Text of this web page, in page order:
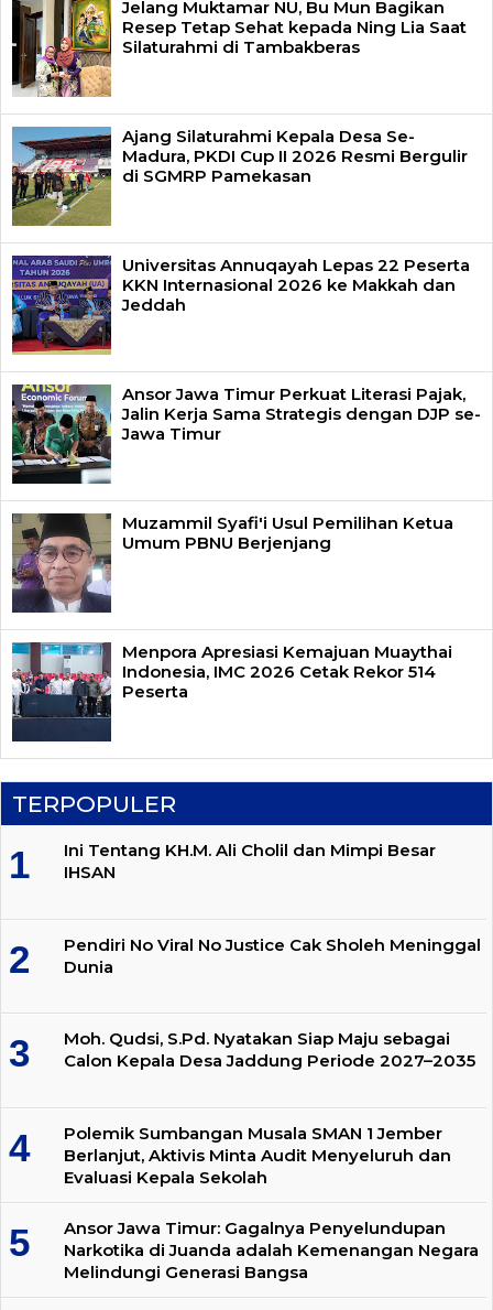
Jelang Muktamar NU, Bu Mun Bagikan
Resep Tetap Sehat kepada Ning Lia Saat
Silaturahmi di Tambakberas
Ajang Silaturahmi Kepala Desa Se-
Madura, PKDI Cup II 2026 Resmi Bergulir
di SGMRP Pamekasan
Universitas Annuqayah Lepas 22 Peserta
KKN Internasional 2026 ke Makkah dan
Jeddah
Ansor Jawa Timur Perkuat Literasi Pajak,
Jalin Kerja Sama Strategis dengan DJP se-
Jawa Timur
Muzammil Syafi'i Usul Pemilihan Ketua
Umum PBNU Berjenjang
Menpora Apresiasi Kemajuan Muaythai
Indonesia, IMC 2026 Cetak Rekor 514
Peserta
TERPOPULER
Ini Tentang KH.M. Ali Cholil dan Mimpi Besar
IHSAN
Pendiri No Viral No Justice Cak Sholeh Meninggal
Dunia
Moh. Qudsi, S.Pd. Nyatakan Siap Maju sebagai
Calon Kepala Desa Jaddung Periode 2027–2035
Polemik Sumbangan Musala SMAN 1 Jember
Berlanjut, Aktivis Minta Audit Menyeluruh dan
Evaluasi Kepala Sekolah
Ansor Jawa Timur: Gagalnya Penyelundupan
Narkotika di Juanda adalah Kemenangan Negara
Melindungi Generasi Bangsa